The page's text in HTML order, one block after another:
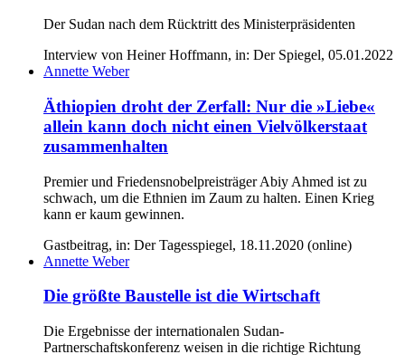
Der Sudan nach dem Rücktritt des Ministerpräsidenten
Interview von Heiner Hoffmann, in: Der Spiegel, 05.01.2022
Annette Weber
Äthiopien droht der Zerfall: Nur die »Liebe«
allein kann doch nicht einen Vielvölkerstaat
zusammenhalten
Premier und Friedensnobelpreisträger Abiy Ahmed ist zu
schwach, um die Ethnien im Zaum zu halten. Einen Krieg
kann er kaum gewinnen.
Gastbeitrag, in: Der Tagesspiegel, 18.11.2020 (online)
Annette Weber
Die größte Baustelle ist die Wirtschaft
Die Ergebnisse der internationalen Sudan-
Partnerschaftskonferenz weisen in die richtige Richtung